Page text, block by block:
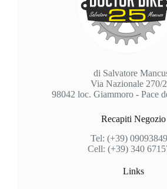
nella
pagina
del
di Salvatore
Via Nazionale 270/
98042 loc. Giammoro - Pace
Recapiti Negozio
Tel: (+39)
Cell: (+39) 340
Links